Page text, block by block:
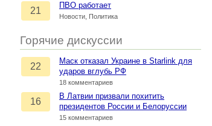
21
ПВО работает
Новости, Политика
Горячие дискуссии
22
Маск отказал Украине в Starlink для
ударов вглубь РФ
18 комментариев
16
В Латвии призвали похитить
президентов России и Белоруссии
15 комментариев